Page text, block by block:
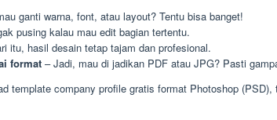
ganti warna, font, atau layout? Tentu bisa banget!
pusing kalau mau edit bagian tertentu.
itu, hasil desain tetap tajam dan profesional.
format– Jadi, mau di jadikan PDF atau JPG? Pasti
template company profile gratis format Photoshop (PSD),